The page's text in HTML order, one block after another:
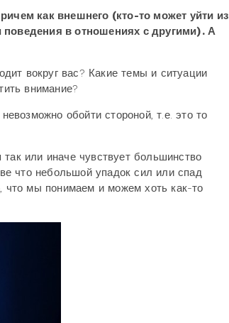
как внешнего (кто-то может уйти из
поведения в отношениях с другими). А
вокруг вас? Какие темы и ситуации
внимание?
обойти стороной, т.е. это то
или иначе чувствует большинство
что небольшой упадок сил или спад
что мы понимаем и можем хоть как-то